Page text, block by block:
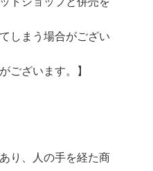
しまう場合がござい
ございます。】
り、人の手を経た商